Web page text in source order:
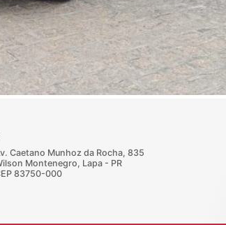
Caetano Munhoz da Rocha, 835
Montenegro, Lapa - PR
83750-000